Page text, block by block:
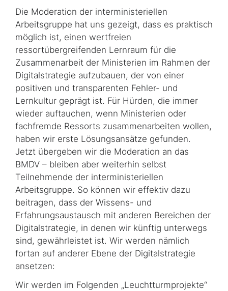
Die Moderation der interministeriellen
Arbeitsgruppe hat uns gezeigt, dass es praktisch
möglich ist, einen wertfreien
ressortübergreifenden Lernraum für die
Zusammenarbeit der Ministerien im Rahmen der
Digitalstrategie aufzubauen, der von einer
positiven und transparenten Fehler- und
Lernkultur geprägt ist. Für Hürden, die immer
wieder auftauchen, wenn Ministerien oder
fachfremde Ressorts zusammenarbeiten wollen,
haben wir erste Lösungsansätze gefunden.
Jetzt übergeben wir die Moderation an das
BMDV – bleiben aber weiterhin selbst
Teilnehmende der interministeriellen
Arbeitsgruppe. So können wir effektiv dazu
beitragen, dass der Wissens- und
Erfahrungsaustausch mit anderen Bereichen der
Digitalstrategie, in denen wir künftig unterwegs
sind, gewähr­leis­tet ist. Wir werden nämlich
fortan auf anderer Ebene der Digitalstrategie
ansetzen:
Wir werden im Folgenden „Leuchtturmprojekte“